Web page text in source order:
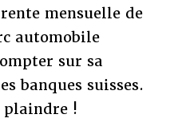
mensuelle de
automobile
sur sa
banques suisses.
plaindre !